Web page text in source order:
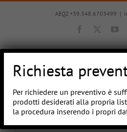
Salta
AEQZ +39.348.6703499 |
Facebook
Vai a...
Richiesta
Per richiedere un preventivo è
prodotti desiderati alla propria
la procedura inserendo i propri